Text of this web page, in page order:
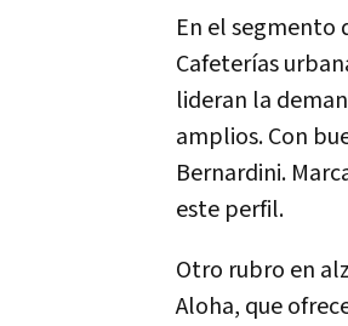
En el segmento
Cafeterías
lideran la
amplios. Con
Bernardini.
este perfil.
Otro rubro en
Aloha, que